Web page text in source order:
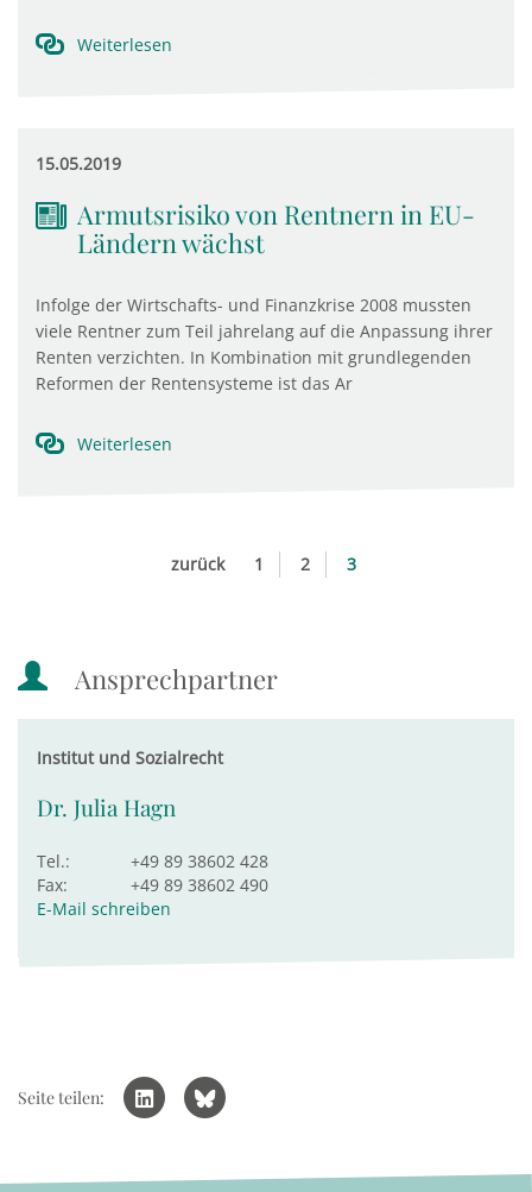
Weiterlesen
15.05.2019
Armutsrisiko von Rentnern in EU-
Ländern wächst
Infolge der Wirtschafts- und Finanzkrise 2008 mussten
viele Rentner zum Teil jahrelang auf die Anpassung ihrer
Renten verzichten. In Kombination mit grundlegenden
Reformen der Rentensysteme ist das Ar
Weiterlesen
zurück 1 2 3
Ansprechpartner
Institut und Sozialrecht
Dr. Julia Hagn
Tel.:
+49 89 38602 428
Fax:
+49 89 38602 490
E-Mail schreiben
Seite teilen: